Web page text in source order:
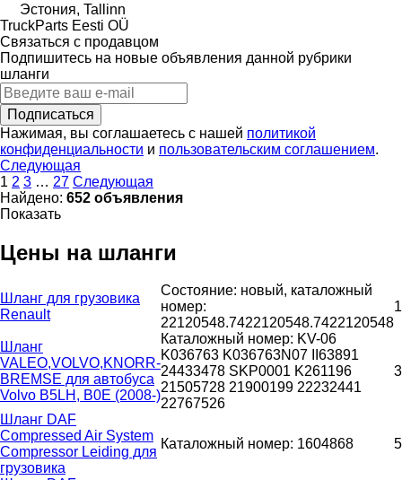
Эстония, Tallinn
TruckParts Eesti OÜ
Связаться с продавцом
Подпишитесь на новые объявления данной рубрики
шланги
Подписаться
Нажимая, вы соглашаетесь с нашей политикой
конфиденциальности и пользовательским соглашением.
Следующая
1 2 3 … 27 Следующая
Найдено: 652 объявления
Показать
Цены на шланги
Шланг для грузовика
Renault
Состояние: новый, каталожный
номер:
22120548.7422120548.7422120548
Шланг
VALEO,VOLVO,KNORR-
BREMSE для автобуса
Volvo B5LH, B0E (2008-)
Каталожный номер: KV-06
K036763 K036763N07 II63891
24433478 SKP0001 K261196
21505728 21900199 22232441
22767526
Шланг DAF
Compressed Air System
Compressor Leiding для
грузовика
Каталожный номер: 1604868